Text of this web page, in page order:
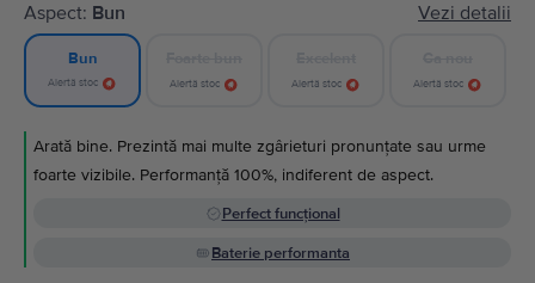
Aspect: Bun Vezi detalii
Bun
Alertă stoc Alertă stoc Alertă stoc Alertă stoc
Arată bine. Prezintă mai multe zgârieturi pronunțate sau urme
foarte vizibile. Performanță 100%, indiferent de aspect.
Perfect funcțional
Baterie performanta